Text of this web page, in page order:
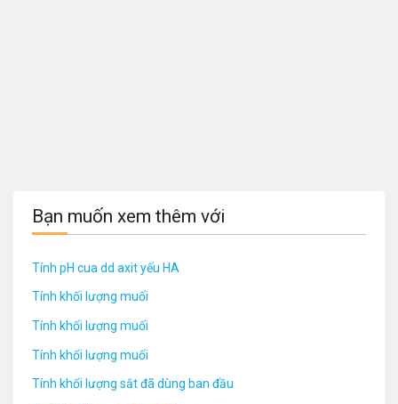
Bạn muốn xem thêm với
Tính pH cua dd axit yếu HA
Tính khối lượng muối
Tính khối lượng muối
Tính khối lượng muối
Tính khối lượng sắt đã dùng ban đầu